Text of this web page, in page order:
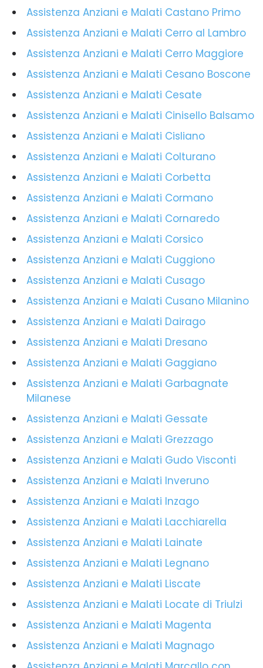
Assistenza Anziani e Malati Castano Primo
Assistenza Anziani e Malati Cerro al Lambro
Assistenza Anziani e Malati Cerro Maggiore
Assistenza Anziani e Malati Cesano Boscone
Assistenza Anziani e Malati Cesate
Assistenza Anziani e Malati Cinisello Balsamo
Assistenza Anziani e Malati Cisliano
Assistenza Anziani e Malati Colturano
Assistenza Anziani e Malati Corbetta
Assistenza Anziani e Malati Cormano
Assistenza Anziani e Malati Cornaredo
Assistenza Anziani e Malati Corsico
Assistenza Anziani e Malati Cuggiono
Assistenza Anziani e Malati Cusago
Assistenza Anziani e Malati Cusano Milanino
Assistenza Anziani e Malati Dairago
Assistenza Anziani e Malati Dresano
Assistenza Anziani e Malati Gaggiano
Assistenza Anziani e Malati Garbagnate
Milanese
Assistenza Anziani e Malati Gessate
Assistenza Anziani e Malati Grezzago
Assistenza Anziani e Malati Gudo Visconti
Assistenza Anziani e Malati Inveruno
Assistenza Anziani e Malati Inzago
Assistenza Anziani e Malati Lacchiarella
Assistenza Anziani e Malati Lainate
Assistenza Anziani e Malati Legnano
Assistenza Anziani e Malati Liscate
Assistenza Anziani e Malati Locate di Triulzi
Assistenza Anziani e Malati Magenta
Assistenza Anziani e Malati Magnago